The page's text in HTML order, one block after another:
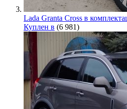
Lada Granta Cross в
Куплен в (6 981)